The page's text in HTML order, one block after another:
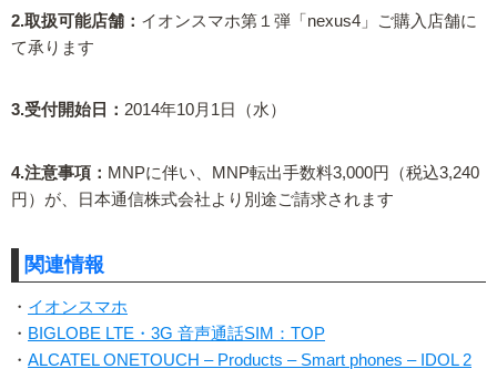
2.取扱可能店舗： イオンスマホ第１弾「nexus4」ご購入店舗に
て承ります
3.受付開始日： 2014年10月1日（水）
4.注意事項： MNPに伴い、MNP転出手数料3,000円（税込3,240
円）が、日本通信株式会社より別途ご請求されます
関連情報
・ イオンスマホ
・ BIGLOBE LTE・3G 音声通話SIM：TOP
・ ALCATEL ONETOUCH – Products – Smart phones – IDOL 2